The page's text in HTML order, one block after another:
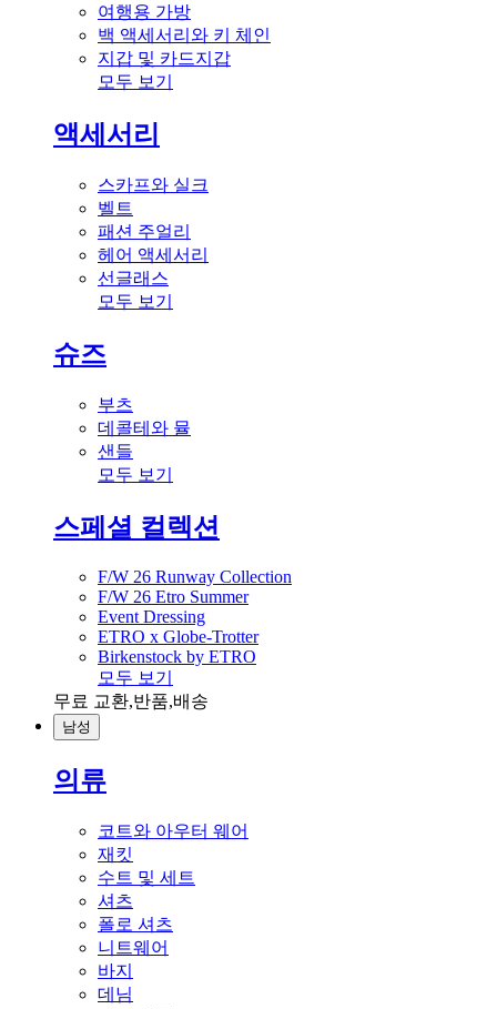
여행용 가방
백 액세서리와 키 체인
지갑 및 카드지갑
모두 보기
액세서리
스카프와 실크
벨트
패션 주얼리
헤어 액세서리
선글래스
모두 보기
슈즈
부츠
데콜테와 뮬
샌들
모두 보기
스페셜 컬렉션
F/W 26 Runway Collection
F/W 26 Etro Summer
Event Dressing
ETRO x Globe-Trotter
Birkenstock by ETRO
모두 보기
무료 교환,반품,배송
남성
의류
코트와 아우터 웨어
재킷
수트 및 세트
셔츠
폴로 셔츠
니트웨어
바지
데님